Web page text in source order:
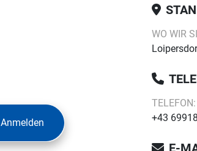
Anmelden
WO WIR
TELEFON:
+43
E-